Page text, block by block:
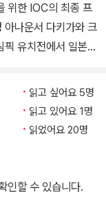
위한 IOC의 최종 프
아나운서 다키가와 크
픽 유치전에서 일본
씀씀이를 행하고, 그
비한다는 뜻이다. <오
신을 계승하면서, 수
비효율 전략으로 보
읽고 싶어요 5명
읽고 있어요 1명
읽었어요 20명
인할 수 있습니다.